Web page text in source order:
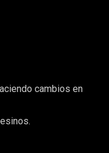
cambios en